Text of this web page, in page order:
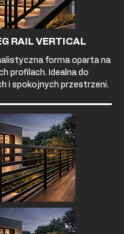
RAIL VERTICAL
forma oparta na
profilach. Idealna do
i spokojnych przestrzeni.